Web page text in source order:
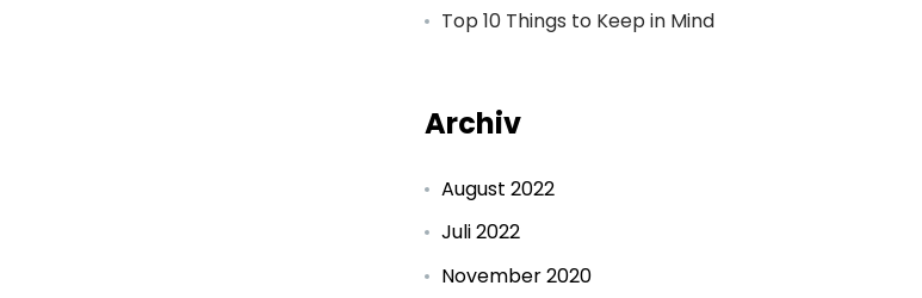
Top 10 Things to Keep in Mind
Archiv
August 2022
Juli 2022
November 2020